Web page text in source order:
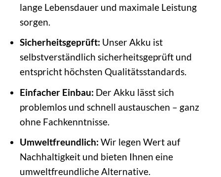
lange Lebensdauer und maximale Leistung
sorgen.
Sicherheitsgeprüft: Unser Akku ist
selbstverständlich sicherheitsgeprüft und
entspricht höchsten Qualitätsstandards.
Einfacher Einbau: Der Akku lässt sich
problemlos und schnell austauschen – ganz
ohne Fachkenntnisse.
Umweltfreundlich: Wir legen Wert auf
Nachhaltigkeit und bieten Ihnen eine
umweltfreundliche Alternative.